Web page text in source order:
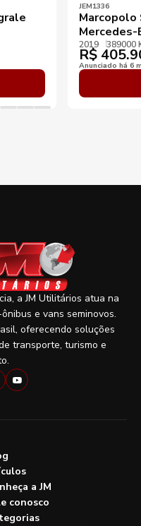
JEM1336
Marcopolo
Mercedes-
2019 389000
R$
Anunciado há 6
a JM Utilitários atua na
e vans seminovos.
oferecendo soluções
transporte, turismo e
a JM
conosco